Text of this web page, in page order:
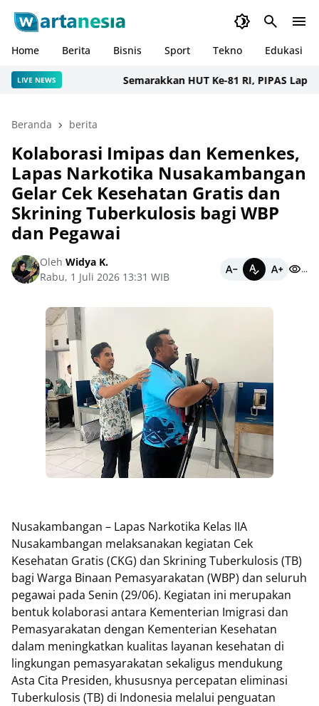
Home Berita Bisnis Sport Tekno Edukasi
LIVE NEWS Semarakkan HUT Ke-81 RI, PIPAS Lapas
Beranda berita
Kolaborasi Imipas dan Kemenkes,
Lapas Narkotika Nusakambangan
Gelar Cek Kesehatan Gratis dan
Skrining Tuberkulosis bagi WBP
dan Pegawai
Oleh Widya K.
Rabu, 1 Juli 2026 13:31 WIB
...
Nusakambangan – Lapas Narkotika Kelas IIA
Nusakambangan melaksanakan kegiatan Cek
Kesehatan Gratis (CKG) dan Skrining Tuberkulosis (TB)
bagi Warga Binaan Pemasyarakatan (WBP) dan seluruh
pegawai pada Senin (29/06). Kegiatan ini merupakan
bentuk kolaborasi antara Kementerian Imigrasi dan
Pemasyarakatan dengan Kementerian Kesehatan
dalam meningkatkan kualitas layanan kesehatan di
lingkungan pemasyarakatan sekaligus mendukung
Asta Cita Presiden, khususnya percepatan eliminasi
Tuberkulosis (TB) di Indonesia melalui penguatan